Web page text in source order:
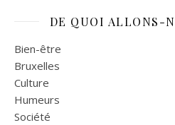
DE QUOI ALLONS-
Bien-être
Bruxelles
Culture
Humeurs
Société